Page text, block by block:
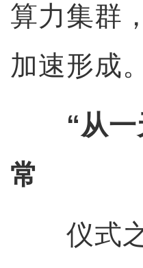
算力集群
加速形成。
“从一
常
仪式之